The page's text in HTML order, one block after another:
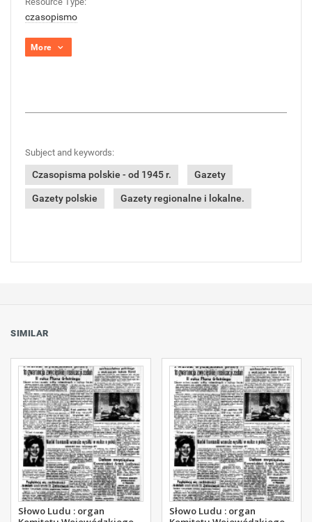
czasopismo
More
Subject and keywords:
Czasopisma polskie - od 1945 r. Gazety
Gazety polskie Gazety regionalne i lokalne.
SIMILAR
Słowo Ludu : organ
Słowo Ludu : organ